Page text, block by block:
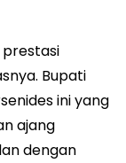
prestasi
Bupati
ini yang
ajang
dengan